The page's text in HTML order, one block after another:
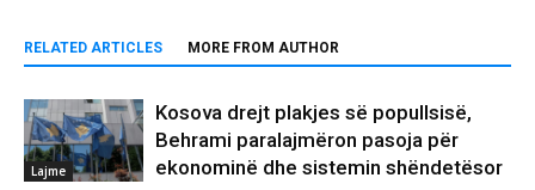
RELATED ARTICLES MORE FROM AUTHOR
Lajme
Kosova drejt plakjes së popullsisë,
Behrami paralajmëron pasoja për
ekonominë dhe sistemin shëndetësor